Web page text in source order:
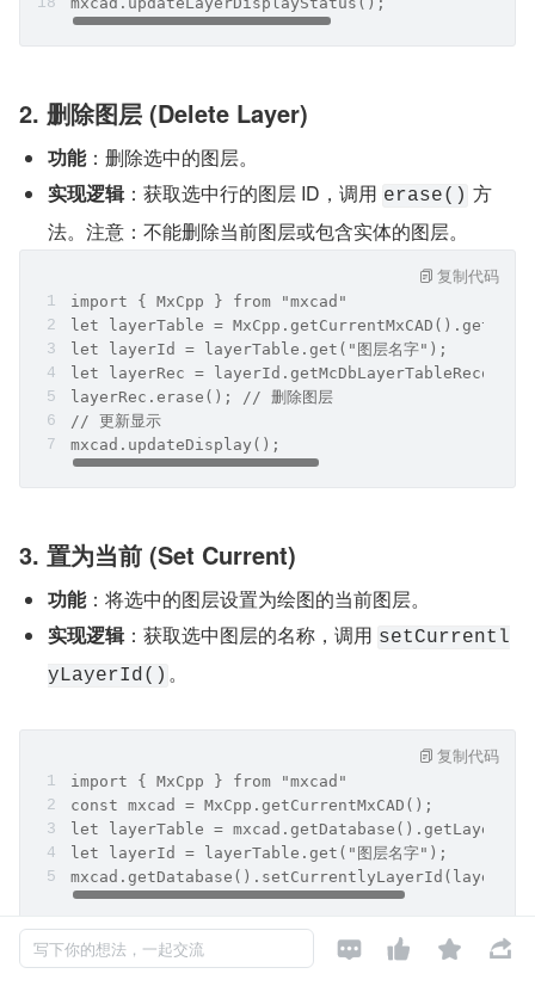
2. 删除图层 (Delete Layer)
功能：删除选中的图层。
实现逻辑：获取选中行的图层 ID，调用 erase() 方
法。注意：不能删除当前图层或包含实体的图层。
import { MxCpp } from "mxcad"
let layerTable =
let layerId = layerTable.get("图层名字");
let layerRec =
layerRec.erase(); // 删除图层
// 更新显示
mxcad.updateDisplay();
复制代码
3. 置为当前 (Set Current)
功能：将选中的图层设置为绘图的当前图层。
实现逻辑：获取选中图层的名称，调用 setCurrentl
yLayerId() 。
import { MxCpp } from "mxcad"
const mxcad = MxCpp.getCurrentMxCAD();
let layerTable =
let layerId = layerTable.get("图层名字");
复制代码
写下你的想法，一起交流    